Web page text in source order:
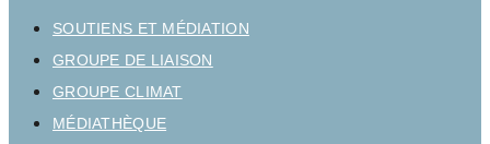
SOUTIENS ET MÉDIATION
GROUPE DE LIAISON
GROUPE CLIMAT
MÉDIATHÈQUE